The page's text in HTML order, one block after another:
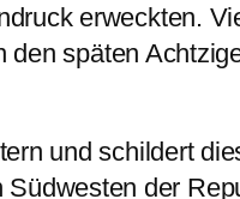
erweckten.
späten
und schildert
der